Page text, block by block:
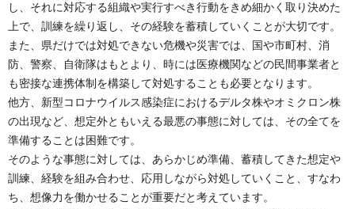
し、それに対応する組織や実行すべき行動をきめ細かく取り決めた
上で、訓練を繰り返し、その経験を蓄積していくことが大切です。
また、県だけでは対処できない危機や災害では、国や市町村、消
防、警察、自衛隊はもとより、時には医療機関などの民間事業者と
も密接な連携体制を構築して対処することも必要となります。
他方、新型コロナウイルス感染症におけるデルタ株やオミクロン株
の出現など、想定外ともいえる最悪の事態に対しては、その全てを
準備することは困難です。
そのような事態に対しては、あらかじめ準備、蓄積してきた想定や
訓練、経験を組み合わせ、応用しながら対処していくこと、すなわ
ち、想像力を働かせることが重要だと考えています。